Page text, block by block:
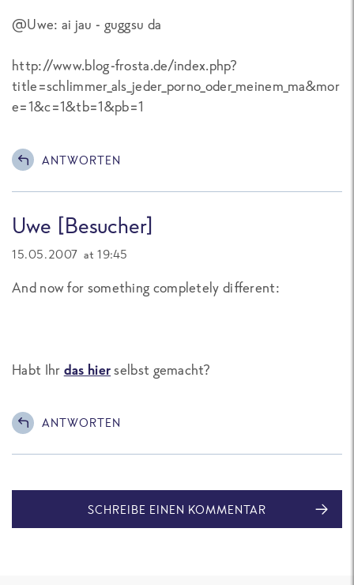
@Uwe: ai jau - guggsu da
http://www.blog-frosta.de/index.php?
title=schlimmer_als_jeder_porno_oder_meinem_ma&mor
e=1&c=1&tb=1&pb=1
ANTWORTEN
Uwe [Besucher]
15.05.2007 at 19:45
And now for something completely different:
Habt Ihr das hierselbst gemacht?
ANTWORTEN
SCHREIBE EINEN KOMMENTAR